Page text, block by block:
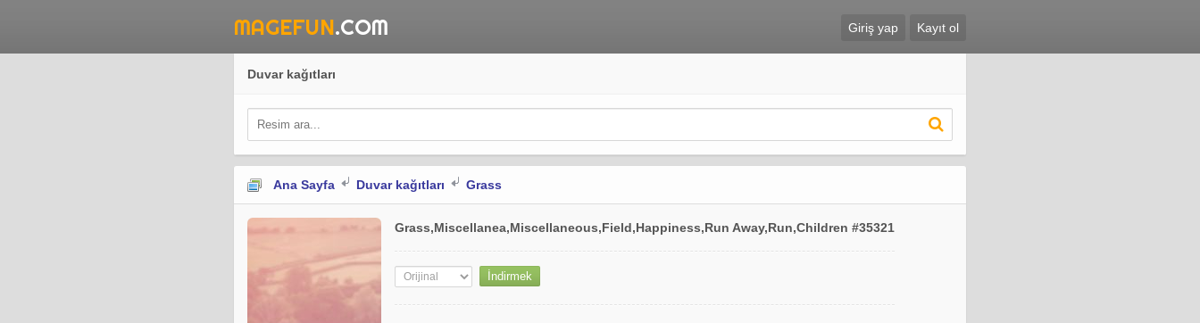
MAGEFUN.COM Giriş yap Kayıt ol
Duvar kağıtları
Ana Sayfa Duvar kağıtları Grass
Grass,Miscellanea,Miscellaneous,Field,Happiness,Run Away,Run,Children #35321